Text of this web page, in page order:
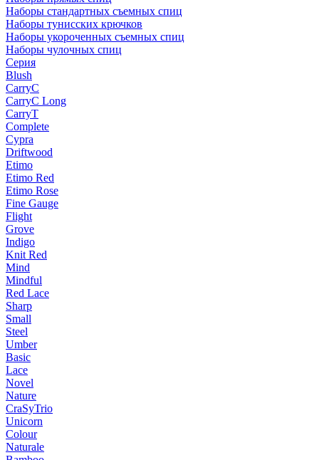
Наборы стандартных съемных спиц
Наборы тунисских крючков
Наборы укороченных съемных спиц
Наборы чулочных спиц
Серия
Blush
CarryC
CarryC Long
CarryT
Complete
Cypra
Driftwood
Etimo
Etimo Red
Etimo Rose
Fine Gauge
Flight
Grove
Indigo
Knit Red
Mind
Mindful
Red Lace
Sharp
Small
Steel
Umber
Basic
Lace
Novel
Nature
CraSyTrio
Unicorn
Colour
Naturale